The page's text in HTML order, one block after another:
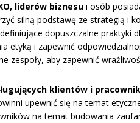
liderów biznesu i osób
silną podstawę ze strategią i
dopuszczalne praktyki
etyką i zapewnić
zespoły, aby zapewnić
klientów i
upewnić się na temat
na temat budowania